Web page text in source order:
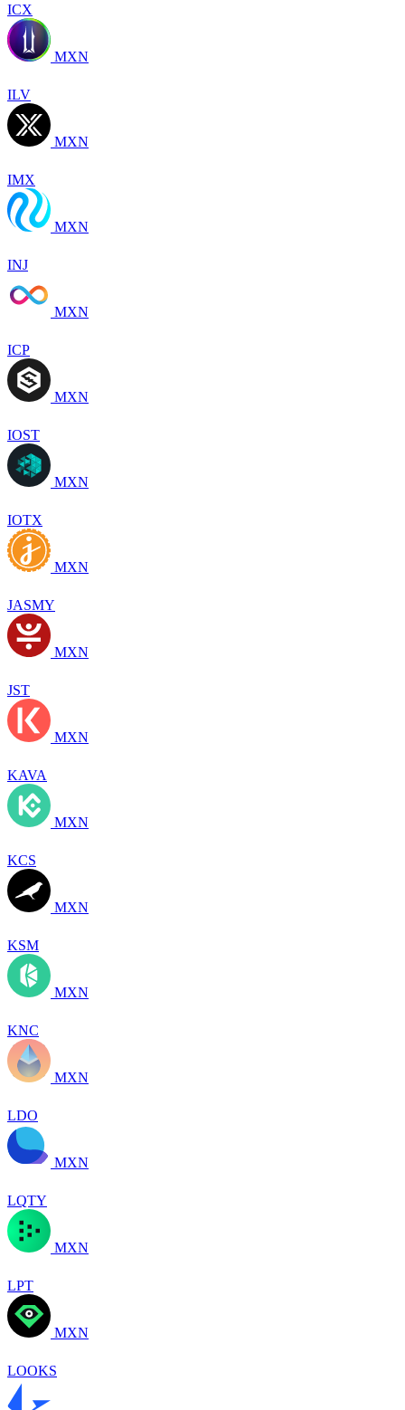
ICX
MXN
ILV
MXN
IMX
MXN
INJ
MXN
ICP
MXN
IOST
MXN
IOTX
MXN
JASMY
MXN
JST
MXN
KAVA
MXN
KCS
MXN
KSM
MXN
KNC
MXN
LDO
MXN
LQTY
MXN
LPT
MXN
LOOKS